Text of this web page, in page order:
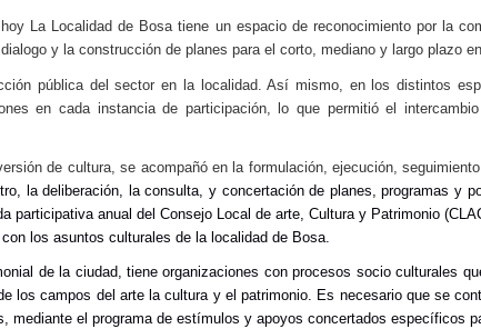
La Localidad de Bosa tiene un espacio de reconocimiento por la
y la construcción de planes para el corto, mediano y largo plazo
pública del sector en la localidad. Así mismo, en los distintos
en cada instancia de participación, lo que permitió el
de cultura, se acompañó en la formulación, ejecución,
la deliberación, la consulta, y concertación de planes, programas y
participativa anual del Consejo Local de arte, Cultura y Patrimonio
los asuntos culturales de la localidad de Bosa.
de la ciudad, tiene organizaciones con procesos socio culturales
los campos del arte la cultura y el patrimonio. Es necesario que se
el programa de estímulos y apoyos concertados específicos